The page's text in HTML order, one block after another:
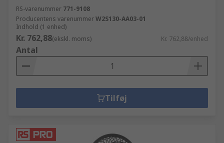
RS-varenummer 771-9108
Producentens varenummerW2S130-AA03-01
Indhold (1 enhed)
Kr. 762,88(ekskl. moms) Kr. 762,88/enhed
Antal
Tilføj